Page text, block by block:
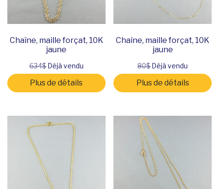
Chaîne, maille forçat, 10K
jaune
634$Déjà vendu
Plus de détails
Chaîne, maille forçat, 10K
jaune
80$Déjà vendu
Plus de détails